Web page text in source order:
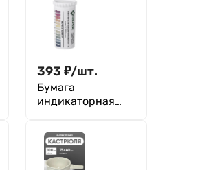
393 ₽/шт.
Бумага
индикаторная
шт., Экрос